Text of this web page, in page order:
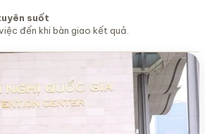
hợp pháp
sơ và xây dựng phương án xử lý
việc.
nghiệp
tư, lao động, quản trị nội bộ và
kinh doanh.
ký tư vấn doanh nghiệp
suốt
đến khi bàn giao kết quả.